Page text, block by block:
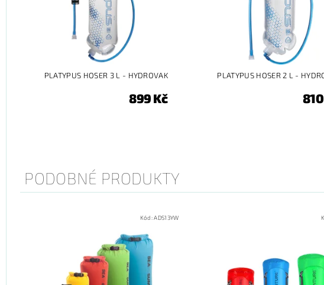
PLATYPUS HOSER 3 L - HYDROVAK
899 Kč
PLATYPUS HOSER 2 L -
PODOBNÉ PRODUKTY
Kód:ADS13YW